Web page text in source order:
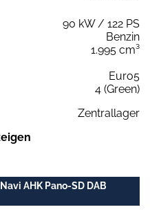
90 kW / 122 PS
Benzin
1.995 cm³
Euro5
4 (Green)
Zentrallager
AHK Pano-SD DAB